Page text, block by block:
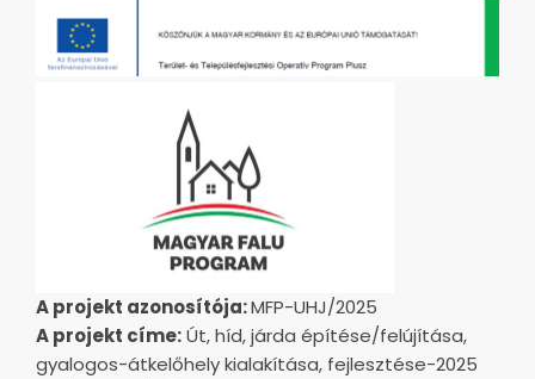
A projekt azonosítója:MFP-UHJ/2025
A projekt címe:Út, híd, járda építése/felújítása,
gyalogos-átkelőhely kialakítása, fejlesztése-2025